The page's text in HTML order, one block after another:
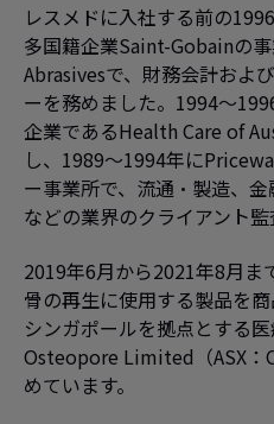
レスメドに入社する前の
多国籍企業Saint-Gobainの
Abrasivesで、財務会計およ
ーを務めました。1994～
企業であるHealth Care of
し、1989～1994年に
ー事業所で、流通・製造、
などの業界のクライアント監
2019年6月から2021年8月ま
骨の再生に使用する製品を
シンガポールを拠点とする
Osteopore Limited（ASX：
めています。